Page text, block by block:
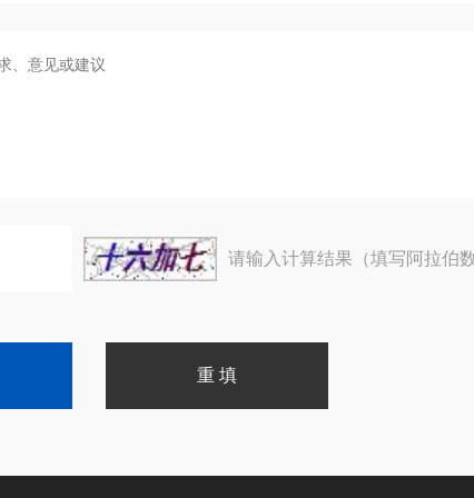
请输入计算结果（填写阿拉伯